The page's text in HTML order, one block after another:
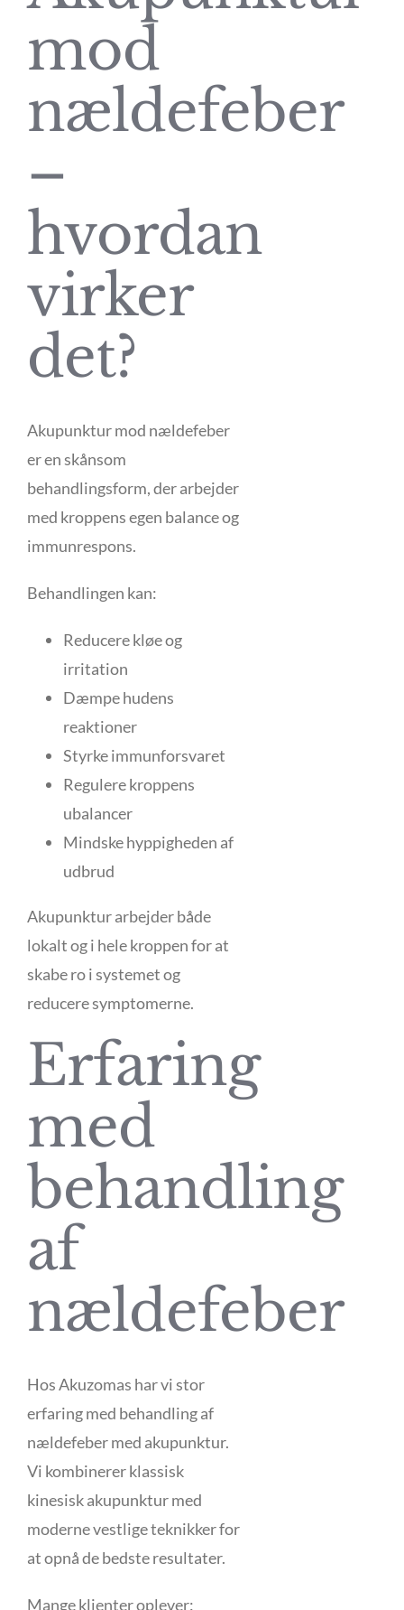
mod
nældefeber
–
hvordan
virker
det?
Akupunktur mod nældefeber
er en skånsom
behandlingsform, der arbejder
med kroppens egen balance og
immunrespons.
Behandlingen kan:
Reducere kløe og
irritation
Dæmpe hudens
reaktioner
Styrke immunforsvaret
Regulere kroppens
ubalancer
Mindske hyppigheden af
udbrud
Akupunktur arbejder både
lokalt og i hele kroppen for at
skabe ro i systemet og
reducere symptomerne.
Erfaring
med
behandling
af
nældefeber
Hos Akuzomas har vi stor
erfaring med behandling af
nældefeber med akupunktur.
Vi kombinerer klassisk
kinesisk akupunktur med
moderne vestlige teknikker for
at opnå de bedste resultater.
Mange klienter oplever: